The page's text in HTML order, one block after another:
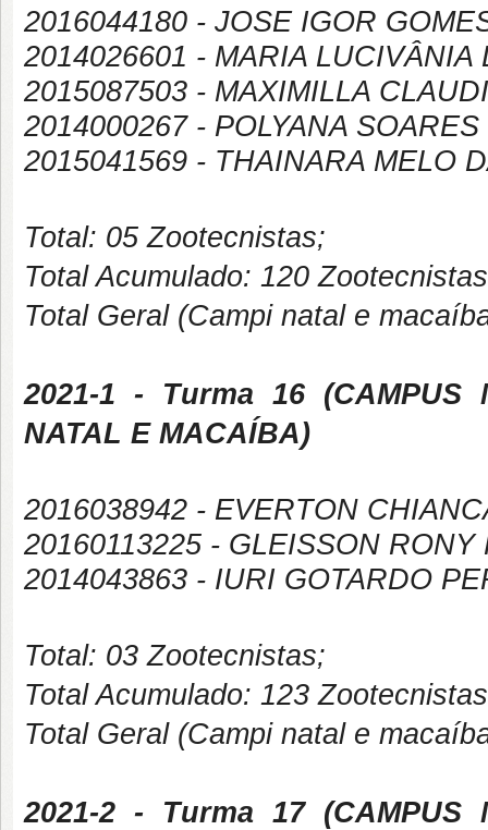
2016044180 - JOSE IGOR
2014026601 - MARIA LUCIVÂNIA
2015087503 - MAXIMILLA
2014000267 - POLYANA
2015041569 - THAINARA MELO
Total: 05 Zootecnistas;
Total Acumulado: 120
Total Geral (Campi natal e
2021-1 - Turma 16 (CAMPUS
NATAL E MACAÍBA)
2016038942 - EVERTON
20160113225 - GLEISSON RONY
2014043863 - IURI GOTARDO
Total: 03 Zootecnistas;
Total Acumulado: 123
Total Geral (Campi natal e
2021-2 - Turma 17 (CAMPUS